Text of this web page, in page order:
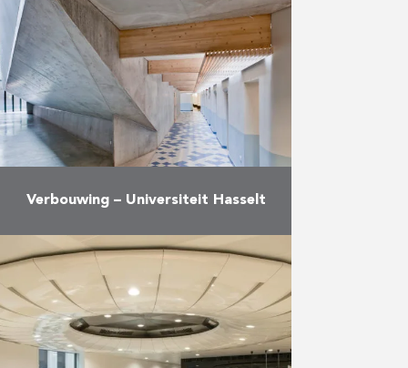
en conferentiecomplex.
Meer
Verbouwing – Universiteit Hasselt
Reynders B&I heeft de Oude
Gevangenis gerenoveerd tot een
schoolgebouw voor de
Universiteit Hasselt. Reynders
Bouw heeft in tijdelijke
handelsvennootschap de
verbouwing afgerond van de …